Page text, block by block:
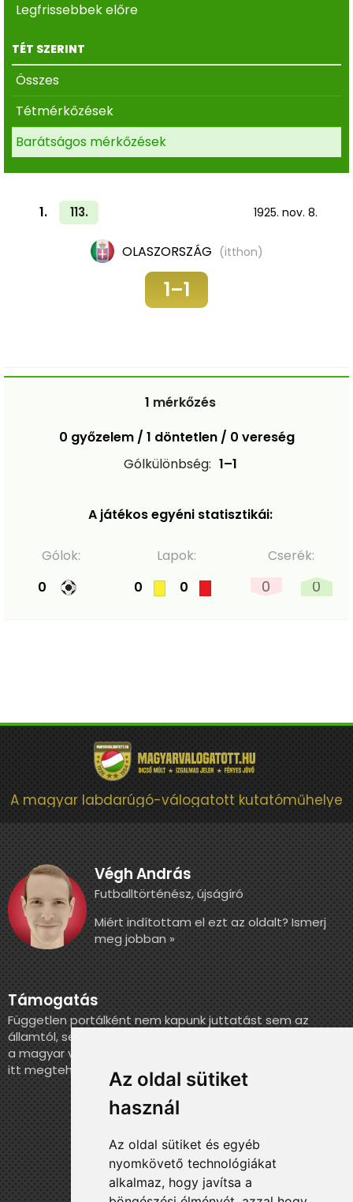
Az oldal sütiket
használ
Az oldal sütiket és egyéb
nyomkövető technológiákat
alkalmaz, hogy javítsa a
Legfrissebbek előre
TÉT SZERINT
Összes
Tétmérkőzések
Barátságos mérkőzések
1. 113. 1925. nov. 8.
OLASZORSZÁG (itthon)
1–1
1 mérkőzés
0 győzelem / 1 döntetlen / 0 vereség
Gólkülönbség: 1–1
A játékos egyéni statisztikái:
Gólok:
0
Lapok:
0
0
Cserék:
0 0
A magyar labdarúgó-válogatott kutatóműhelye
Végh András
Futballtörténész, újságíró
Miért indítottam el ezt az oldalt? Ismerj
meg jobban »
Támogatás
Független portálként nem kapunk juttatást sem az
államtól, sem más szervezettől. Ha szeretnél segíteni
a magyar válogatott történelmének feldolgozásában,
itt megteheted.